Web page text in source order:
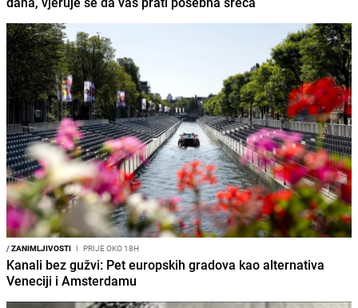
/ZANIMLJIVOSTI I PRIJE OKO 18H
Kanali bez gužvi: Pet europskih gradova kao alternativa
Veneciji i Amsterdamu